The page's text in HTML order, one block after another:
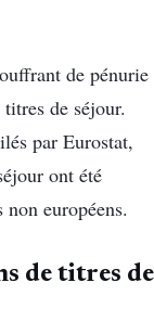
de pénurie
de séjour.
par Eurostat,
ont été
européens.
de titres de